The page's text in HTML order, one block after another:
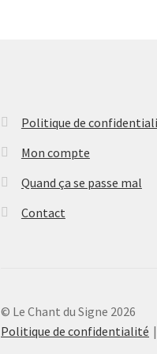
Politique de
Mon compte
Quand ça se passe mal
Contact
© Le Chant du Signe 2026
Politique de confidentialité